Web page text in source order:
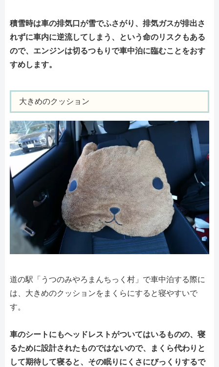
積雪時は車の排気口が雪でふさがり、排気ガスが排出さ
れずに車内に逆流してしまう、という命のリスクもある
ので、エンジンは切るつもりで車中泊に臨むことをおす
すめします。
大きめのクッション
道の駅「うつのみやろまんちっく村」で車中泊する際に
は、大きめのクッションをまくらにすると寝やすいで
す。
車のシートにもヘッドレストがついてはいるものの、寝
るために設計されたものではないので、まくら代わりと
して期待して寝ると、その眠りにくさにびっくりするで